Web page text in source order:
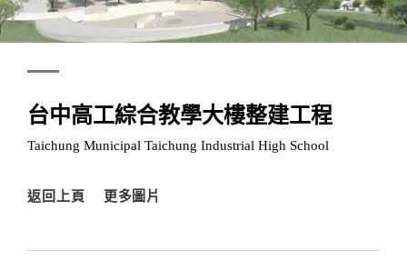
台中高工綜合教學大樓整建工程
Taichung Municipal Taichung Industrial High School
返回上頁 更多圖片